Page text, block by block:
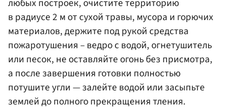
любых построек, очистите территорию
в радиусе 2 м от сухой травы, мусора и горючих
материалов, держите под рукой средства
пожаротушения – ведро с водой, огнетушитель
или песок, не оставляйте огонь без присмотра,
а после завершения готовки полностью
потушите угли — залейте водой или засыпьте
землей до полного прекращения тления.